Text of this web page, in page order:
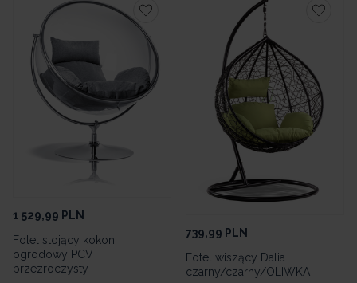
1 529,99 PLN
Fotel stojący kokon
ogrodowy PCV
przezroczysty
739,99 PLN
Fotel wiszący Dalia
czarny/czarny/OLIWKA